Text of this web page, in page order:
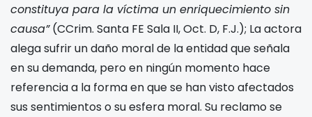
constituya para la víctima un enriquecimiento sin
causa”(CCrim. Santa FE Sala II, Oct. D, F.J.); La actora
alega sufrir un daño moral de la entidad que señala
en su demanda, pero en ningún momento hace
referencia a la forma en que se han visto afectados
sus sentimientos o su esfera moral. Su reclamo se